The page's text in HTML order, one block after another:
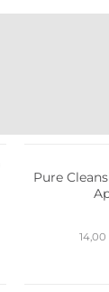
AQUATIQUE
Pure